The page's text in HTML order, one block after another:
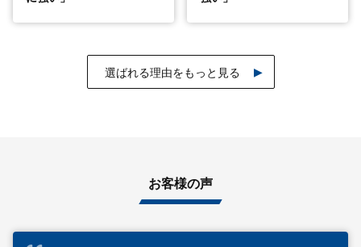
選ばれる理由をもっと見る
お客様の声